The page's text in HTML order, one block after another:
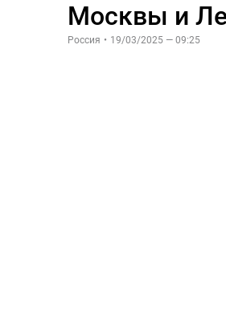
Москвы и
Россия • 19/03/2025 — 09:25